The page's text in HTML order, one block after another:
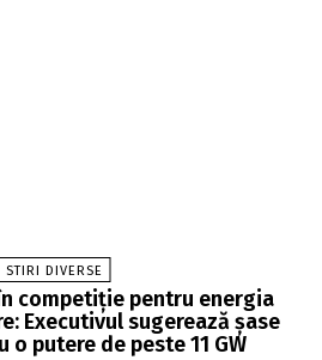
STIRI DIVERSE
competiție pentru energia
Executivul sugerează șase
o putere de peste 11 GW